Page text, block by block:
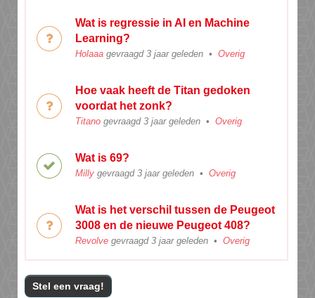
Wat is regressie in AI en Machine
Learning?
Holaaa gevraagd 3 jaar geleden • Overig
Hoe vaak heeft de Titan gedoken
voordat het zonk?
Titano gevraagd 3 jaar geleden • Overig
Wat is 69?
Milly gevraagd 3 jaar geleden • Overig
Wat is het verschil tussen de Peugeot
3008 en de nieuwe Peugeot 408?
Revolve gevraagd 3 jaar geleden • Overig
Stel een vraag!